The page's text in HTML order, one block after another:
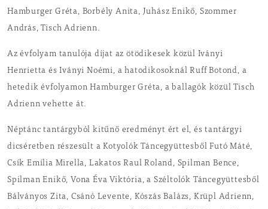
Hamburger Gréta, Borbély Anita, Juhász Enikő, Szommer
András, Tisch Adrienn.
Az évfolyam tanulója díjat az ötödikesek közül Iványi
Henrietta és Iványi Noémi, a hatodikosoknál Ruff Botond, a
hetedik évfolyamon Hamburger Gréta, a ballagók közül Tisch
Adrienn vehette át.
Néptánc tantárgyból kitűnő eredményt ért el, és tantárgyi
dicséretben részesült a Kotyolók Táncegyüttesből Futó Máté,
Csík Emília Mirella, Lakatos Raul Roland, Spilman Bence,
Spilman Enikő, Vona Éva Viktória, a Széltolók Táncegyüttesből
Bálványos Zita, Csánó Levente, Kószás Balázs, Krüpl Adrienn,